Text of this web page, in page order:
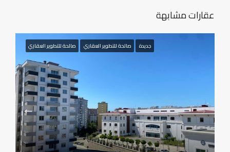
عقارات مشابهة
جديدة صالحة للتطوير العقاري صالحة للتطوير العقاري